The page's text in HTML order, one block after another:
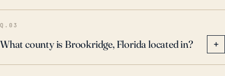
Atlántico, causó daños extensos a la infraestructura
debido a la combinación de vientos fuertes, lluvia
intensa y aguas de inundación. Dada su historia
climática y posición geográfica, es esencial
desarrollar planes estrictos de preparación para
Q.03
What county is Brookridge, Florida located in? +